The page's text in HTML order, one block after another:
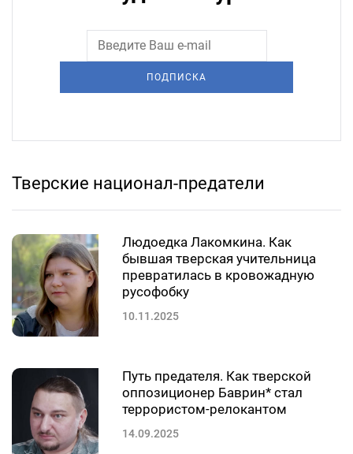
ПОДПИСКА
Тверские национал-предатели
Людоедка Лакомкина. Как
бывшая тверская учительница
превратилась в кровожадную
русофобку
10.11.2025
Путь предателя. Как тверской
оппозиционер Баврин* стал
террористом-релокантом
14.09.2025